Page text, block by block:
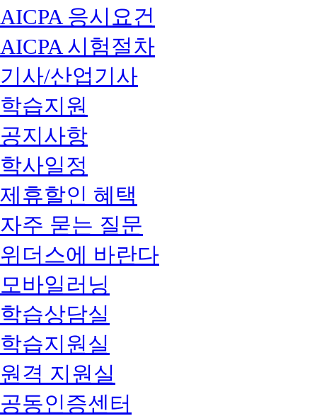
AICPA 응시요건
AICPA 시험절차
기사/산업기사
학습지원
공지사항
학사일정
제휴할인 혜택
자주 묻는 질문
위더스에 바란다
모바일러닝
학습상담실
학습지원실
원격 지원실
공동인증센터